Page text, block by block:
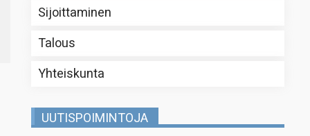
Sijoittaminen
Talous
Yhteiskunta
UUTISPOIMINTOJA